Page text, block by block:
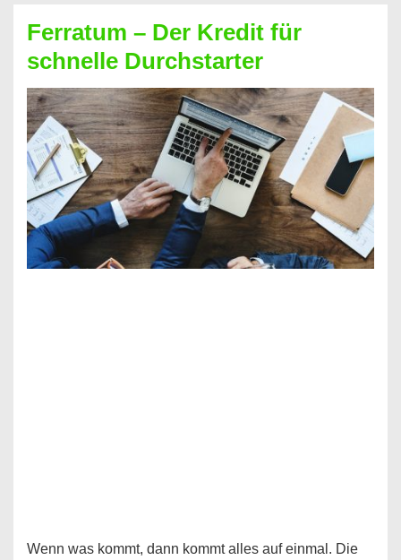
Ferratum – Der Kredit für
schnelle Durchstarter
Wenn was kommt, dann kommt alles auf einmal. Die